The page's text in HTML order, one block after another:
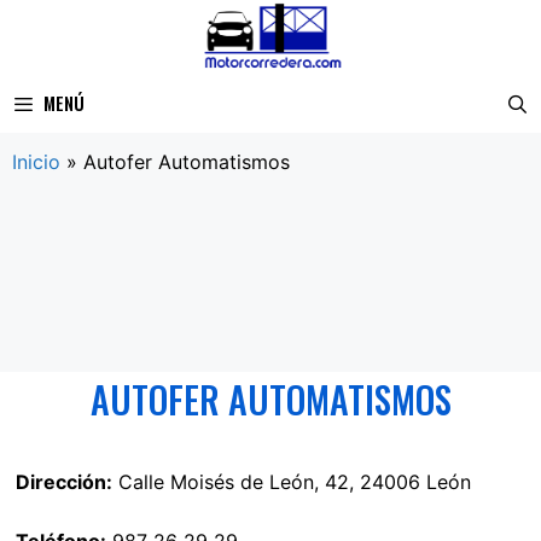
MENÚ
Inicio » Autofer Automatismos
AUTOFER AUTOMATISMOS
Dirección: Calle Moisés de León, 42, 24006 León